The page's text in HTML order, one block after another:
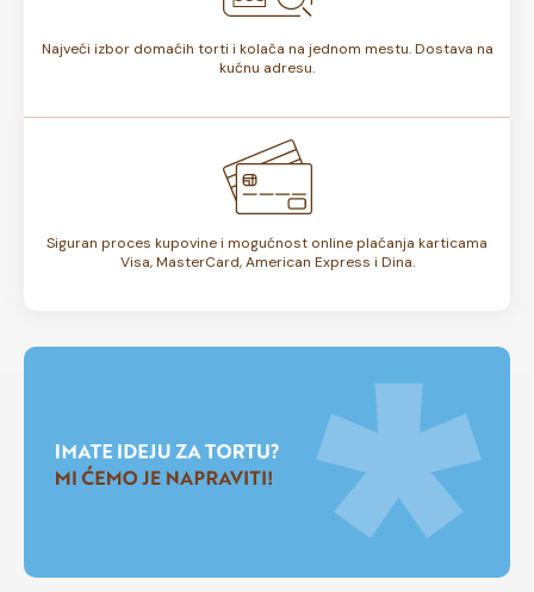
Najveći izbor domaćih torti i kolača na jednom mestu. Dostava na
kućnu adresu.
Siguran proces kupovine i mogućnost online plaćanja karticama
Visa, MasterCard, American Express i Dina.